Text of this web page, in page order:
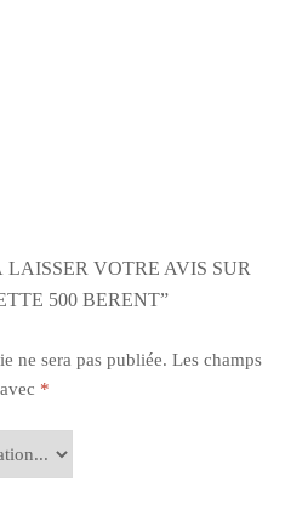
VOTRE AVIS SUR
500 BERENT”
ne sera pas publiée. Les champs
*